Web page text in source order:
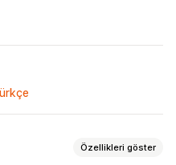
Özellikleri göster